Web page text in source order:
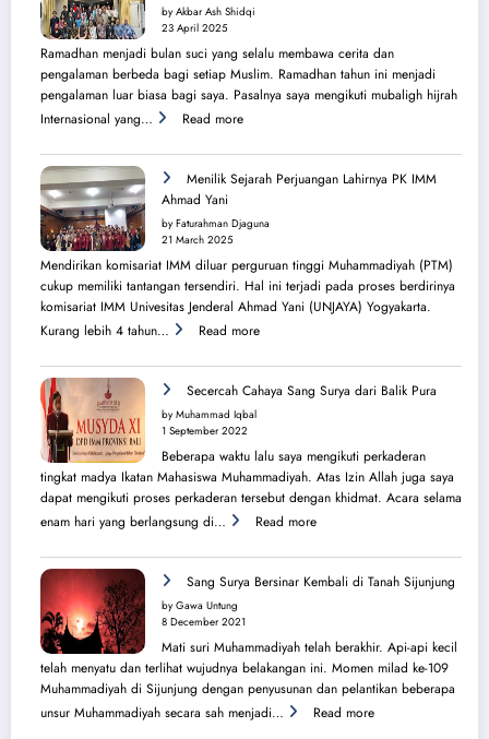
by Akbar Ash Shidqi
23 April 2025
Ramadhan menjadi bulan suci yang selalu membawa cerita dan
pengalaman berbeda bagi setiap Muslim. Ramadhan tahun ini menjadi
pengalaman luar biasa bagi saya. Pasalnya saya mengikuti mubaligh hijrah
Internasional yang…
Read more:
Hijrah
Syiarkan
di
Melbourne
dan
Brisbane
Menilik Sejarah Perjuangan Lahirnya PK IMM
Ahmad Yani
by Faturahman Djaguna
21 March 2025
Mendirikan komisariat IMM diluar perguruan tinggi Muhammadiyah (PTM)
cukup memiliki tantangan tersendiri. Hal ini terjadi pada proses berdirinya
komisariat IMM Univesitas Jenderal Ahmad Yani (UNJAYA) Yogyakarta.
Kurang lebih 4 tahun…
Read more:
Sejarah
Perjuangan
IMM
Ahmad
Yani
Secercah Cahaya Sang Surya dari Balik Pura
by Muhammad Iqbal
1 September 2022
Beberapa waktu lalu saya mengikuti perkaderan
tingkat madya Ikatan Mahasiswa Muhammadiyah. Atas Izin Allah juga saya
dapat mengikuti proses perkaderan tersebut dengan khidmat. Acara selama
enam hari yang berlangsung di…
Read more:
Cahaya
Sang
Balik
Pura
Sang Surya Bersinar Kembali di Tanah Sijunjung
by Gawa Untung
8 December 2021
Mati suri Muhammadiyah telah berakhir. Api-api kecil
telah menyatu dan terlihat wujudnya belakangan ini. Momen milad ke-109
Muhammadiyah di Sijunjung dengan penyusunan dan pelantikan beberapa
unsur Muhammadiyah secara sah menjadi…
Read more: